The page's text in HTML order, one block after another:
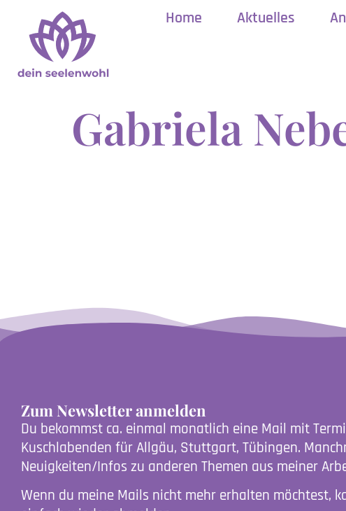
Home Aktuelles
Gabriela
Zum Newsletter anmelden
Du bekommst ca. einmal monatlich eine Mail mit
Kuschlabenden für Allgäu, Stuttgart, Tübingen.
Neuigkeiten/Infos zu anderen Themen aus meiner
Wenn du meine Mails nicht mehr erhalten möchtest,